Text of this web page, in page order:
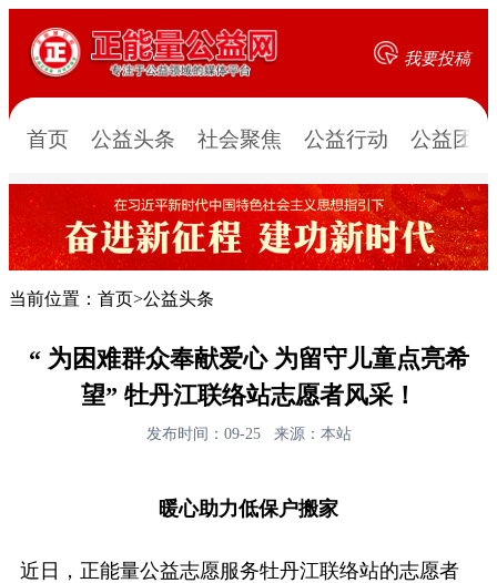
我要投稿
首页 公益头条 社会聚焦 公益行动 公益团队
当前位置： 首页>公益头条
“ 为困难群众奉献爱心 为留守儿童点亮希
望” 牡丹江联络站志愿者风采！
发布时间：09-25 来源：本站
暖心助力低保户搬家
近日，正能量公益志愿服务牡丹江联络站的志愿者